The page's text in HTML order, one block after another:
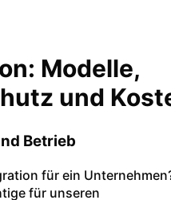
Modelle,
und
Betrieb
für ein
für unseren